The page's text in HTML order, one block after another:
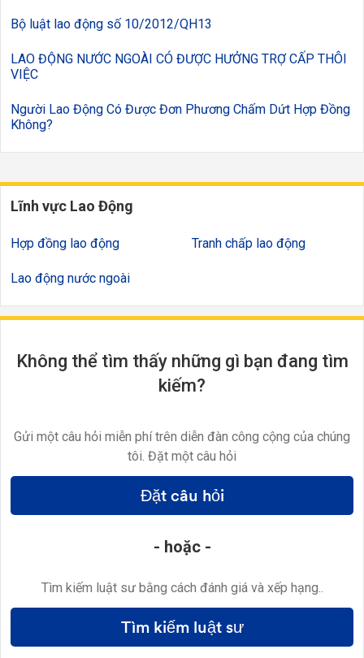
Bộ luật lao động số 10/2012/QH13
LAO ĐỘNG NƯỚC NGOÀI CÓ ĐƯỢC HƯỞNG TRỢ CẤP THÔI
VIỆC
Người Lao Động Có Được Đơn Phương Chấm Dứt Hợp Đồng
Không?
Lĩnh vực Lao Động
Hợp đồng lao động
Lao động nước ngoài
Tranh chấp lao động
Không thể tìm thấy những gì bạn đang tìm
kiếm?
Gửi một câu hỏi miễn phí trên diễn đàn công cộng của chúng
tôi. Đặt một câu hỏi
Đặt câu hỏi
- hoặc -
Tìm kiếm luật sư bằng cách đánh giá và xếp hạng..
Tìm kiếm luật sư